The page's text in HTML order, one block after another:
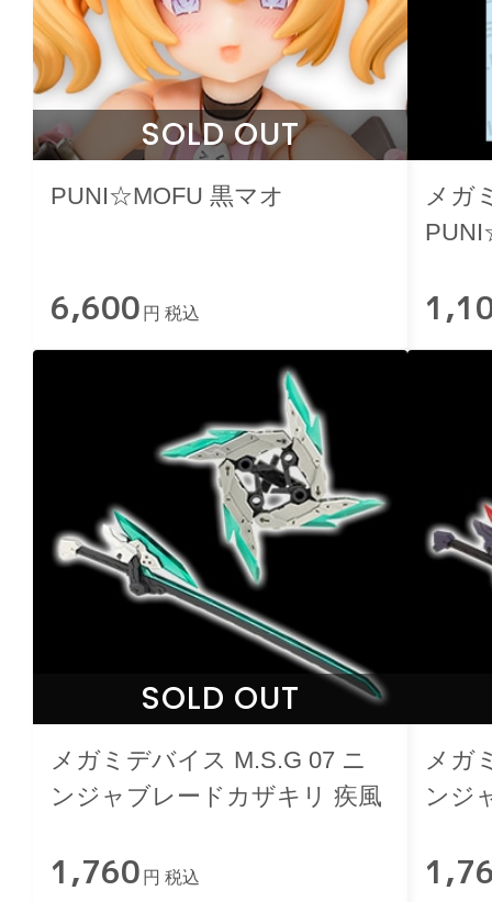
SOLD OUT
PUNI☆MOFU 黒マオ
6,600 円 税込
メガ
SOLD OUT
メガミデバイス M.S.G 07 ニ
ンジャブレードカザキリ 疾風
1,760 円 税込
メガ
ンジ